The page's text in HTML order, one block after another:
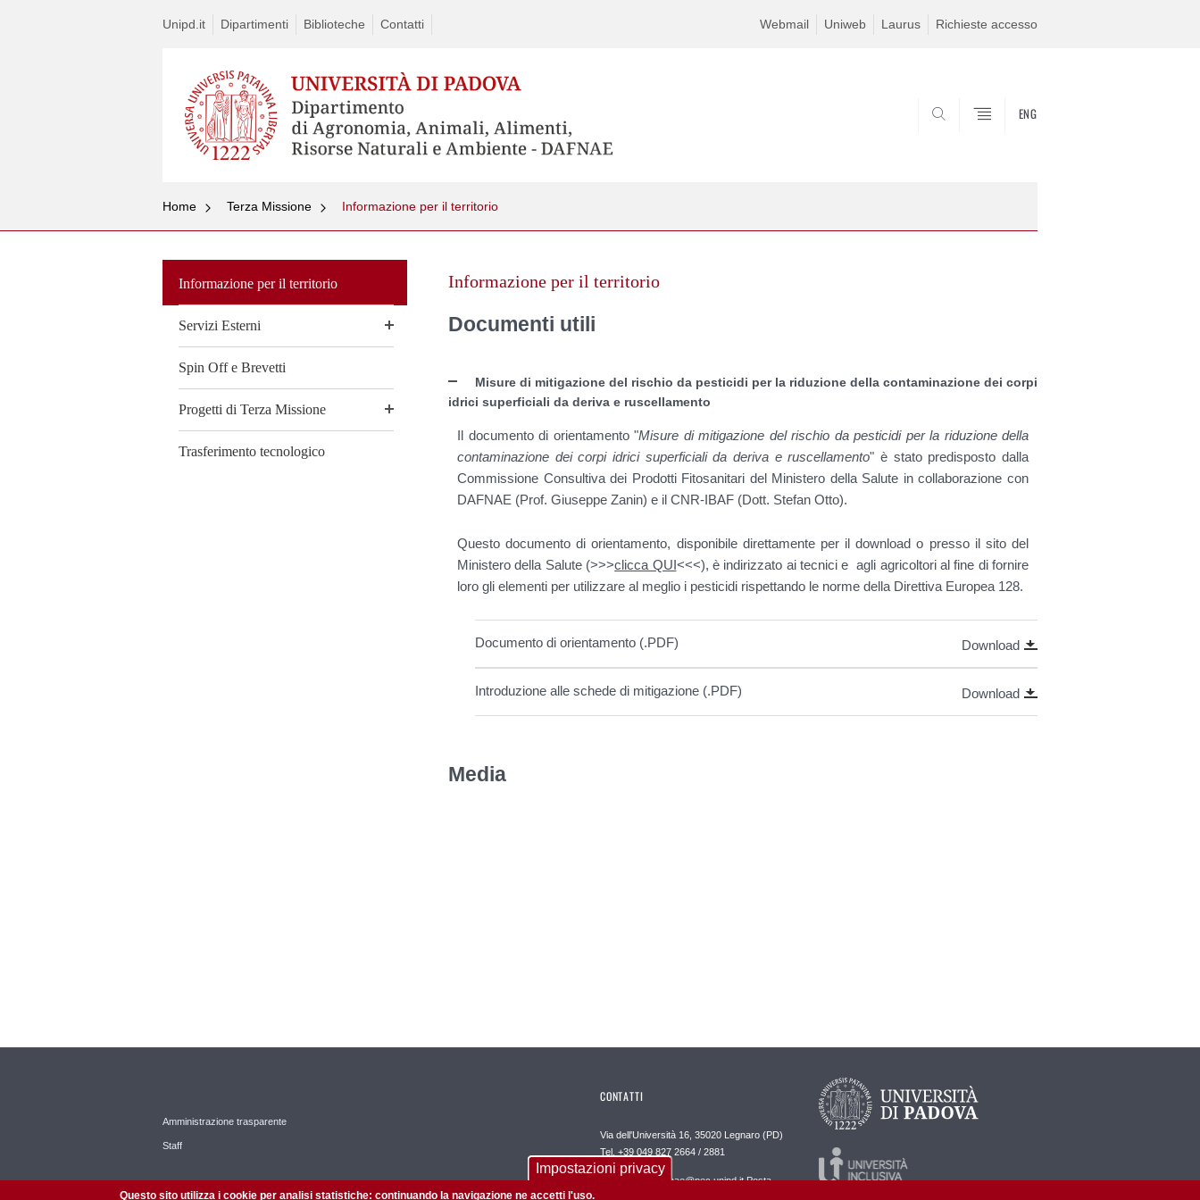
Unipd.it Dipartimenti Biblioteche Contatti Webmail Uniweb Laurus Richieste accesso
ENG
Home Terza Missione Informazione per il territorio
Informazione per il territorio
Servizi Esterni
Spin Off e Brevetti
Progetti di Terza Missione
Trasferimento tecnologico
Informazione per il territorio
Documenti utili
Misure di mitigazione del rischio da pesticidi per la riduzione della contaminazione dei corpi
idrici superficiali da deriva e ruscellamento
Il documento di orientamento "Misure di mitigazione del rischio da pesticidi per la riduzione della
contaminazione dei corpi idrici superficiali da deriva e ruscellamento" è stato predisposto dalla
Commissione Consultiva dei Prodotti Fitosanitari del Ministero della Salute in collaborazione con
DAFNAE (Prof. Giuseppe Zanin) e il CNR-IBAF (Dott. Stefan Otto).
Questo documento di orientamento, disponibile direttamente per il download o presso il sito del
Ministero della Salute (>>>clicca QUI<<<), è indirizzato ai tecnici e agli agricoltori al fine di fornire
loro gli elementi per utilizzare al meglio i pesticidi rispettando le norme della Direttiva Europea 128.
Documento di orientamento (.PDF) Download
Introduzione alle schede di mitigazione (.PDF) Download
Media
Amministrazione trasparente
Staff
CONTATTI
Via dell'Università 16, 35020 Legnaro (PD)
Tel. +39 049 827 2664 / 2881
dipartimento.dafnae@pec.unipd.it Posta
Impostazioni privacy
Questo sito utilizza i cookie per analisi statistiche: continuando la navigazione ne accetti l'uso.